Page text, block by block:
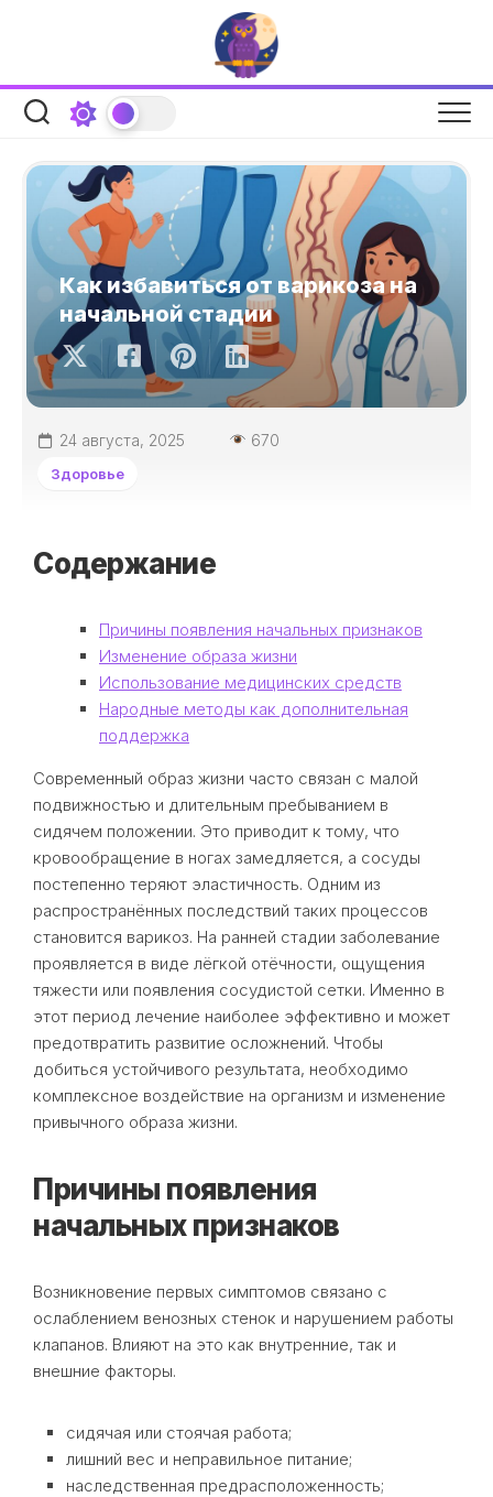
Как избавиться от варикоза на
начальной стадии
24 августа, 2025 670
Здоровье
Содержание
Причины появления начальных признаков
Изменение образа жизни
Использование медицинских средств
Народные методы как дополнительная
поддержка
Современный образ жизни часто связан с малой
подвижностью и длительным пребыванием в
сидячем положении. Это приводит к тому, что
кровообращение в ногах замедляется, а сосуды
постепенно теряют эластичность. Одним из
распространённых последствий таких процессов
становится варикоз. На ранней стадии заболевание
проявляется в виде лёгкой отёчности, ощущения
тяжести или появления сосудистой сетки. Именно в
этот период лечение наиболее эффективно и может
предотвратить развитие осложнений. Чтобы
добиться устойчивого результата, необходимо
комплексное воздействие на организм и изменение
привычного образа жизни.
Причины появления
начальных признаков
Возникновение первых симптомов связано с
ослаблением венозных стенок и нарушением работы
клапанов. Влияют на это как внутренние, так и
внешние факторы.
сидячая или стоячая работа;
лишний вес и неправильное питание;
наследственная предрасположенность;